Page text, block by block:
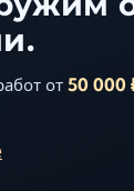
от 50 000